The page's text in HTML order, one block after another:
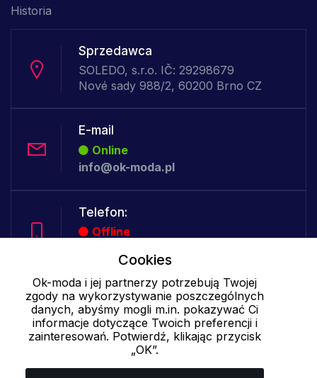
Historia
Sprzedawca
SOLEDO, s.r.o. IČ: 29298679
Nové sady 988/2, 60200 Brno CZ
E-mail
Online
info@ok-moda.pl
Telefon:
Offline
Cookies - szczegółowe ustawienia| Więcej informacji |Polityka
prywatności
Cookies
Ok-moda i jej partnerzy potrzebują Twojej
zgody na wykorzystywanie poszczególnych
danych, abyśmy mogli m.in. pokazywać Ci
informacje dotyczące Twoich preferencji i
zainteresowań. Potwierdź, klikając przycisk
„OK”.